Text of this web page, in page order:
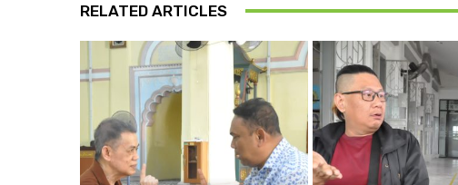
RELATED ARTICLES